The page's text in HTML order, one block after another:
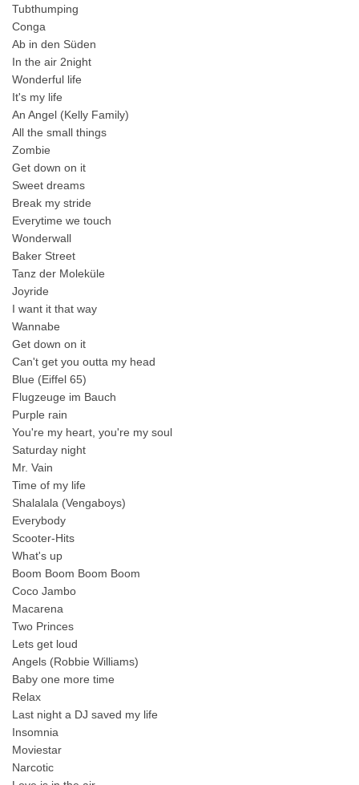
Tubthumping
Conga
Ab in den Süden
In the air 2night
Wonderful life
It's my life
An Angel (Kelly Family)
All the small things
Zombie
Get down on it
Sweet dreams
Break my stride
Everytime we touch
Wonderwall
Baker Street
Tanz der Moleküle
Joyride
I want it that way
Wannabe
Get down on it
Can't get you outta my head
Blue (Eiffel 65)
Flugzeuge im Bauch
Purple rain
You're my heart, you're my soul
Saturday night
Mr. Vain
Time of my life
Shalalala (Vengaboys)
Everybody
Scooter-Hits
What's up
Boom Boom Boom Boom
Coco Jambo
Macarena
Two Princes
Lets get loud
Angels (Robbie Williams)
Baby one more time
Relax
Last night a DJ saved my life
Insomnia
Moviestar
Narcotic